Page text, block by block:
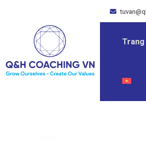
Trang